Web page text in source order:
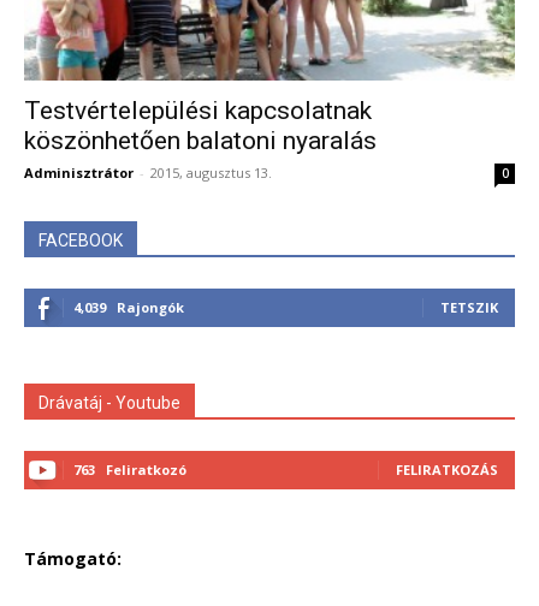
Testvértelepülési kapcsolatnak
köszönhetően balatoni nyaralás
Adminisztrátor - 2015, augusztus 13. 0
FACEBOOK
4,039 Rajongók TETSZIK
Drávatáj - Youtube
763 Feliratkozó FELIRATKOZÁS
Támogató: